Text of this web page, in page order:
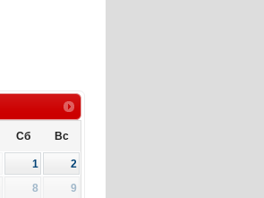
Сб Вс
1
2
8
9